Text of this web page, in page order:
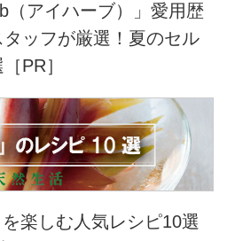
アイハーブ）」愛用歴
ッフが厳選！夏のセル
PR］
楽しむ人気レシピ10選